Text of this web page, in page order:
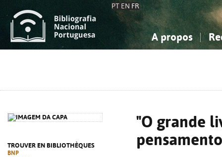
PT EN FR
A propos
TROUVER EN BIBLIOTHÈQUES
BNP
"O grande